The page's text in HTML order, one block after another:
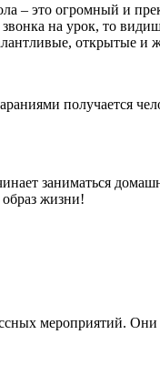
это огромный и
на урок, то
открытые
получается
заниматься
жизни!
мероприятий.